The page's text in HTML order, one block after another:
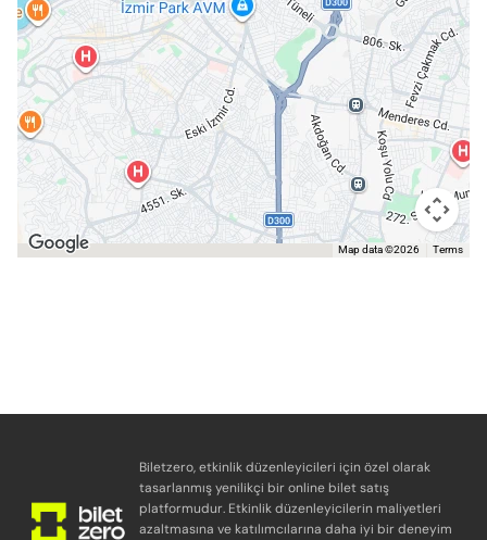
Map data ©2026 Terms
Biletzero, etkinlik düzenleyicileri için özel olarak
tasarlanmış yenilikçi bir online bilet satış
platformudur. Etkinlik düzenleyicilerin maliyetleri
azaltmasına ve katılımcılarına daha iyi bir deneyim